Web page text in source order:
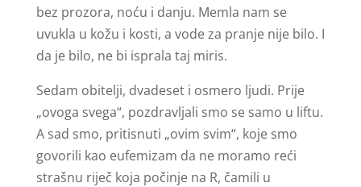
bez prozora, noću i danju. Memla nam se
uvukla u kožu i kosti, a vode za pranje nije bilo. I
da je bilo, ne bi isprala taj miris.
Sedam obitelji, dvadeset i osmero ljudi. Prije
„ovoga svega“, pozdravljali smo se samo u liftu.
A sad smo, pritisnuti „ovim svim“, koje smo
govorili kao eufemizam da ne moramo reći
strašnu riječ koja počinje na R, čamili u